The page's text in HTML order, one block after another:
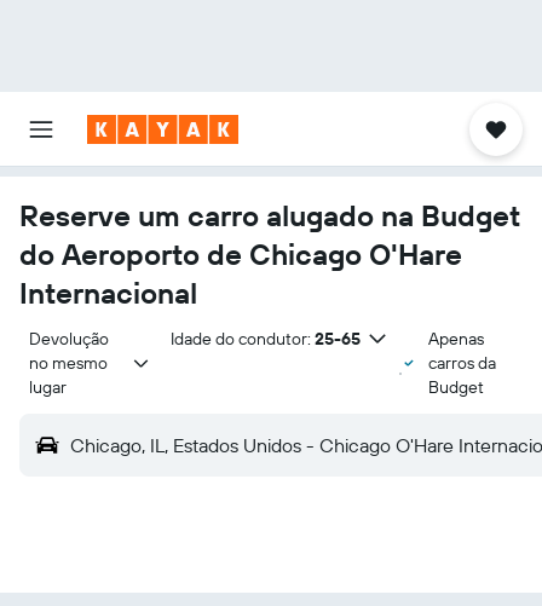
Reserve um carro alugado na Budget
do Aeroporto de Chicago O'Hare
Internacional
Devolução
no mesmo
lugar
Idade do condutor: 25-65
Apenas
carros da
Budget
Chicago, IL, Estados Unidos - Chicago O'Hare